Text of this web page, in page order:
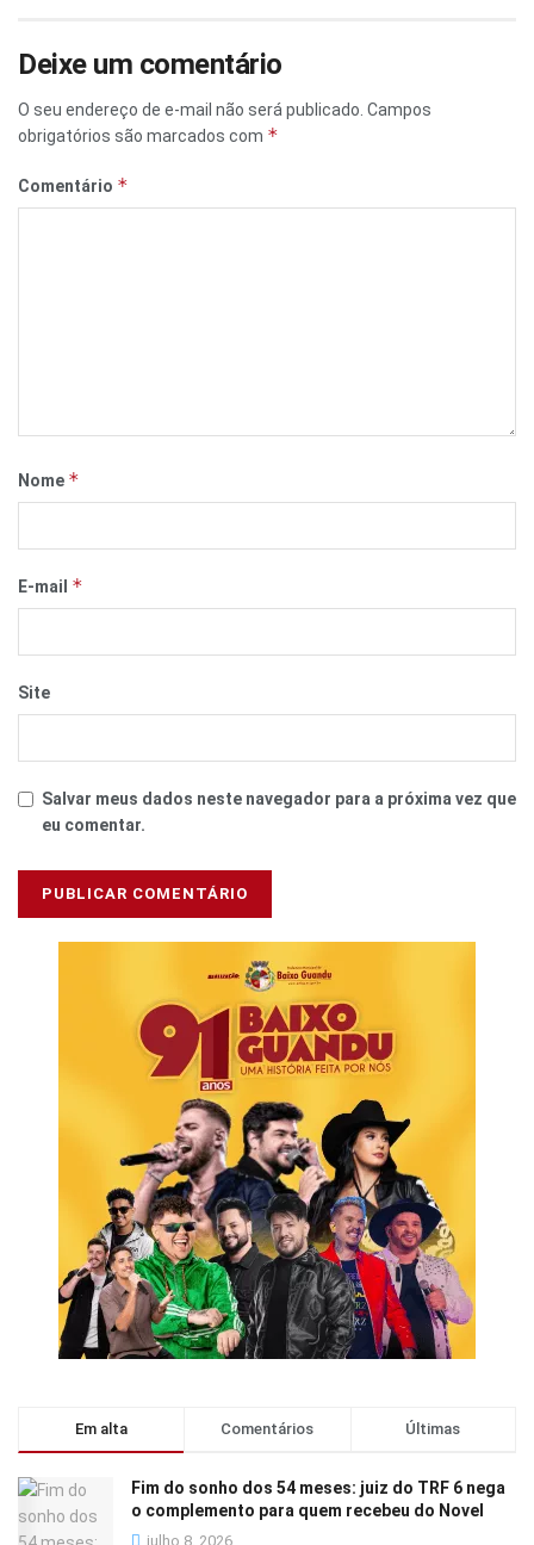
Deixe um comentário
O seu endereço de e-mail não será publicado. Campos
obrigatórios são marcados com *
Comentário *
Nome *
E-mail *
Site
Salvar meus dados neste navegador para a próxima vez que
eu comentar.
Em alta Comentários Últimas
Fim do sonho dos 54 meses: juiz do TRF 6 nega
o complemento para quem recebeu do Novel
julho 8, 2026